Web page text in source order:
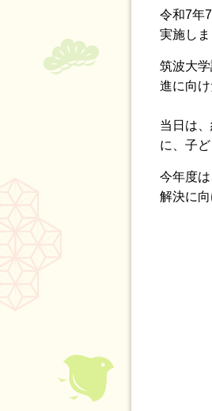
令和7年
実施しま
筑波大
進に向
当日は
に、子
今年度
解決に向